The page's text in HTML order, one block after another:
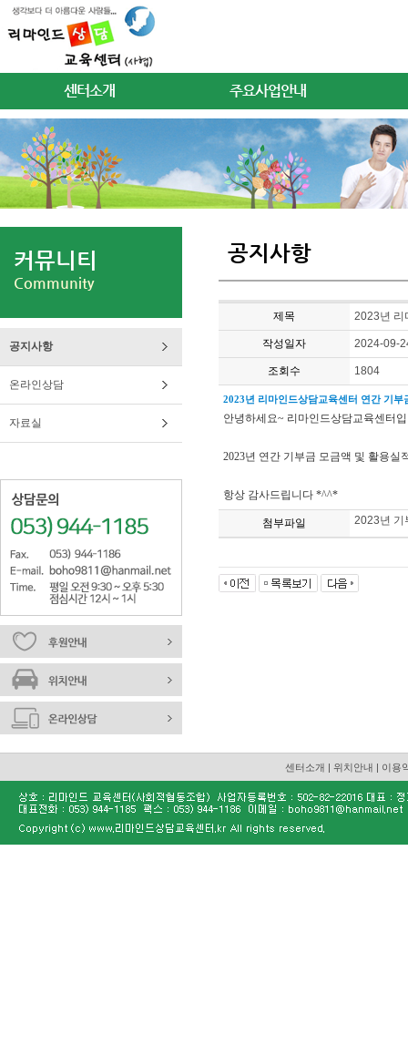
센터소개 주요사업안내
커뮤니티
Community
공지사항
온라인상담
자료실
공지사항
제목 2023년 리
작성일자 2024-09-
조회수 1804
2023년 리마인드상담교육센터 연간 기부
안녕하세요~ 리마인드상담교육센터
2023년 연간 기부금 모금액 및 활용실
항상 감사드립니다 *^^*
첨부파일 2023년 기
센터소개 | 위치안내 | 이용